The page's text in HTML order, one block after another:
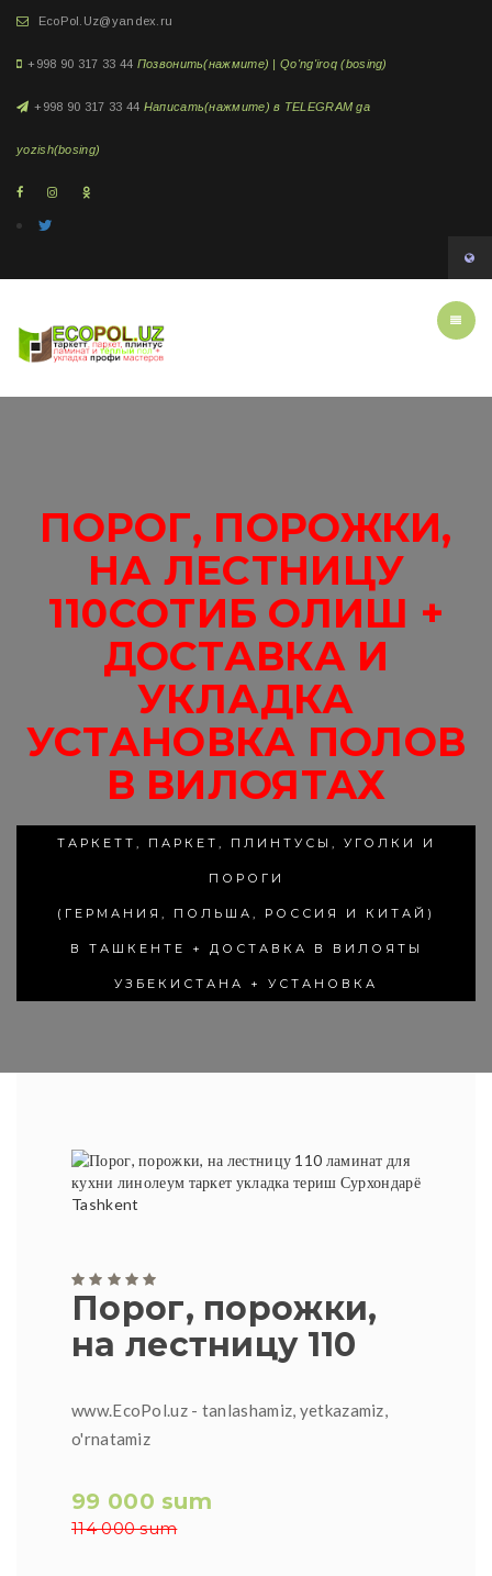
EcoPol.Uz@yandex.ru
+998 90 317 33 44 Позвонить(нажмите) | Qo'ng'iroq (bosing)
+998 90 317 33 44 Написать(нажмите) в TELEGRAM ga
yozish(bosing)
ПОРОГ, ПОРОЖКИ,
НА ЛЕСТНИЦУ
110СОТИБ ОЛИШ +
ДОСТАВКА И
УКЛАДКА
УСТАНОВКА ПОЛОВ
В ВИЛОЯТАХ
ТАРКЕТТ, ПАРКЕТ, ПЛИНТУСЫ, УГОЛКИ И
ПОРОГИ
(ГЕРМАНИЯ, ПОЛЬША, РОССИЯ И КИТАЙ)
В ТАШКЕНТЕ + ДОСТАВКА В ВИЛОЯТЫ
УЗБЕКИСТАНА + УСТАНОВКА
Порог, порожки,
на лестницу 110
www.EcoPol.uz - tanlashamiz, yetkazamiz,
o'rnatamiz
99 000 sum
114 000 sum